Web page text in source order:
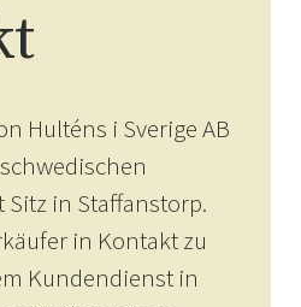
Hulténs i Sverige AB
in Staffanstorp.
in Kontakt zu
Kundendienst in